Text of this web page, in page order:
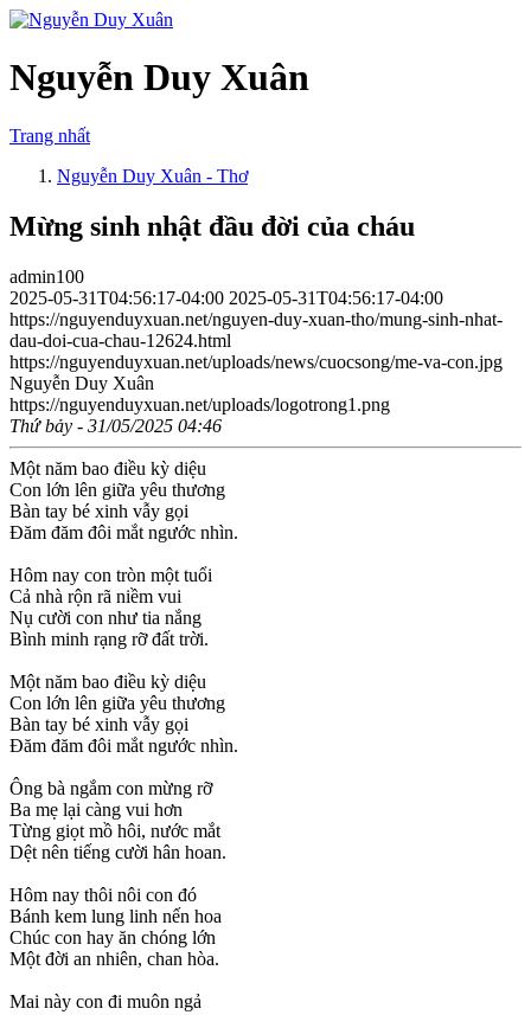
Nguyễn Duy Xuân
Trang nhất
Nguyễn Duy Xuân - Thơ
Mừng sinh nhật đầu đời của cháu
admin100
2025-05-31T04:56:17-04:00 2025-05-31T04:56:17-04:00
https://nguyenduyxuan.net/nguyen-duy-xuan-tho/mung-sinh-nhat-
dau-doi-cua-chau-12624.html
https://nguyenduyxuan.net/uploads/news/cuocsong/me-va-con.jpg
Nguyễn Duy Xuân
https://nguyenduyxuan.net/uploads/logotrong1.png
Thứ bảy - 31/05/2025 04:46
Một năm bao điều kỳ diệu
Con lớn lên giữa yêu thương
Bàn tay bé xinh vẫy gọi
Đăm đăm đôi mắt ngước nhìn.
Hôm nay con tròn một tuổi
Cả nhà rộn rã niềm vui
Nụ cười con như tia nắng
Bình minh rạng rỡ đất trời.
Một năm bao điều kỳ diệu
Con lớn lên giữa yêu thương
Bàn tay bé xinh vẫy gọi
Đăm đăm đôi mắt ngước nhìn.
Ông bà ngắm con mừng rỡ
Ba mẹ lại càng vui hơn
Từng giọt mồ hôi, nước mắt
Dệt nên tiếng cười hân hoan.
Hôm nay thôi nôi con đó
Bánh kem lung linh nến hoa
Chúc con hay ăn chóng lớn
Một đời an nhiên, chan hòa.
Mai này con đi muôn ngả